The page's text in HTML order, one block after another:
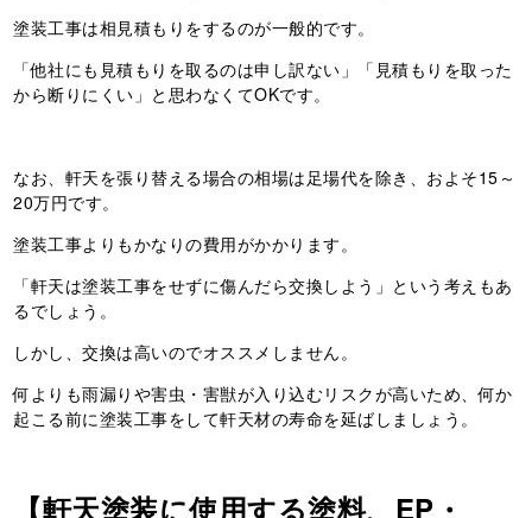
塗装工事は相見積もりをするのが一般的です。
「他社にも見積もりを取るのは申し訳ない」「見積もりを取った
から断りにくい」と思わなくてOKです。
なお、軒天を張り替える場合の相場は足場代を除き、およそ15～
20万円です。
塗装工事よりもかなりの費用がかかります。
「軒天は塗装工事をせずに傷んだら交換しよう」という考えもあ
るでしょう。
しかし、交換は高いのでオススメしません。
何よりも雨漏りや害虫・害獣が入り込むリスクが高いため、何か
起こる前に塗装工事をして軒天材の寿命を延ばしましょう。
【軒天塗装に使用する塗料、EP・